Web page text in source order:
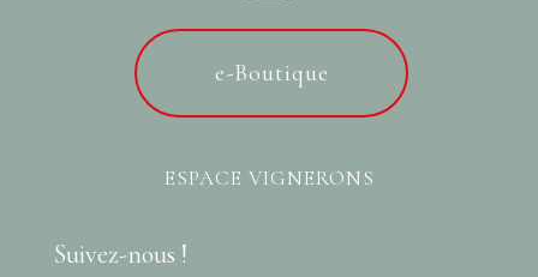
e-Boutique
ESPACE VIGNERONS
Suivez-nous !